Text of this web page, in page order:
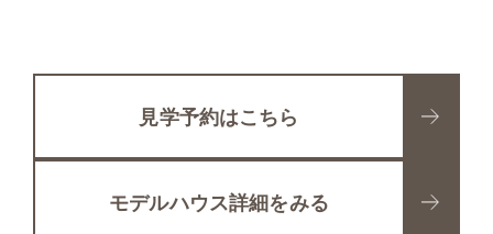
見学予約はこちら
モデルハウス詳細をみる